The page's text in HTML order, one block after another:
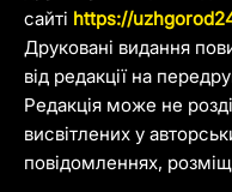
сайті https://
Друковані видання
від редакції на
Редакція може не
висвітлених у
повідомленнях,